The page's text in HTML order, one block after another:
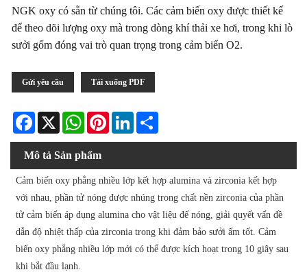
NGK oxy có sẵn từ chúng tôi. Các cảm biến oxy được thiết kế
để theo dõi lượng oxy mà trong dòng khí thải xe hơi, trong khi lò
sưởi gốm đóng vai trò quan trọng trong cảm biến O2.
Gửi yêu cầu Tải xuống PDF
Facebook
X WhatsAppPinterestLinkedIn
Mô tả Sản phẩm
Cảm biến oxy phẳng nhiều lớp kết hợp alumina và zirconia kết hợp
với nhau, phần tử nóng được nhúng trong chất nền zirconia của phần
tử cảm biến áp dụng alumina cho vật liệu đế nóng, giải quyết vấn đề
dẫn độ nhiệt thấp của zirconia trong khi đảm bảo sưởi ấm tốt. Cảm
biến oxy phẳng nhiều lớp mới có thể được kích hoạt trong 10 giây sau
khi bắt đầu lạnh.